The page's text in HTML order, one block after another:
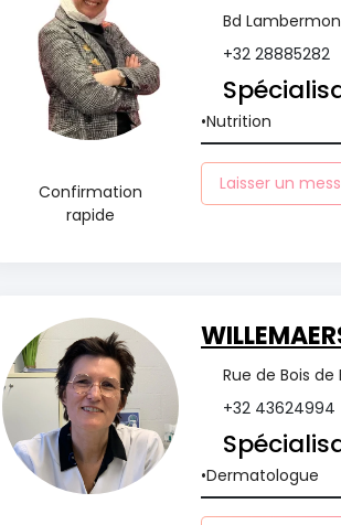
Confirmation
rapide
Bd
+32 28885282
Nutrition
Laisser un
Rue de Bois
+32 43624994
Dermatologue